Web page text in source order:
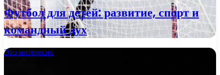
Футбол для детей: развитие, спорт и
командный дух
Это интересно